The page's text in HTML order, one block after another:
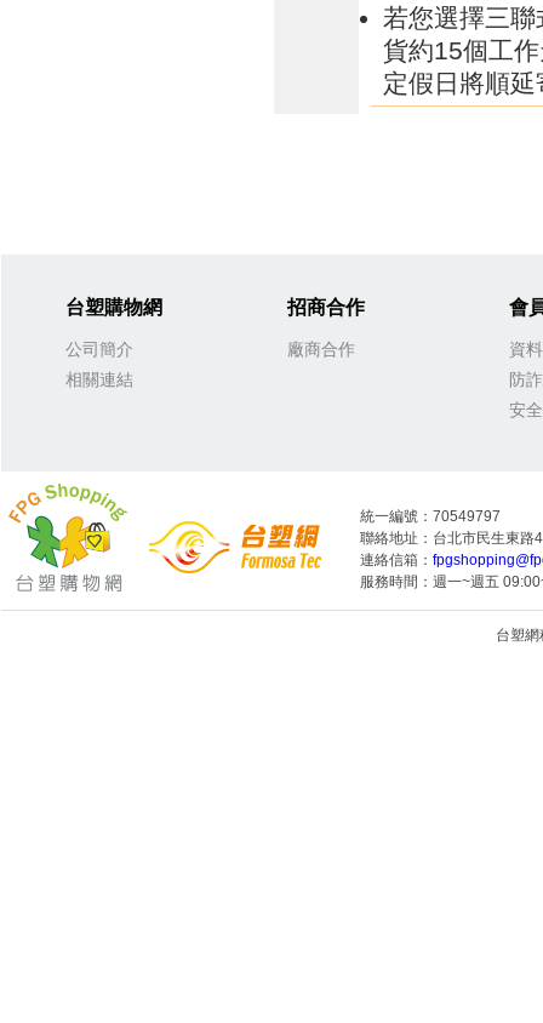
若您選擇三
貨約15個工
定假日將順延
台塑購物網
公司簡介
相關連結
招商合作
廠商合作
會
資
防
安
統一編號：70549797
聯絡地址：台北市民生東路
連絡信箱：
服務時間：週一~週五
台塑